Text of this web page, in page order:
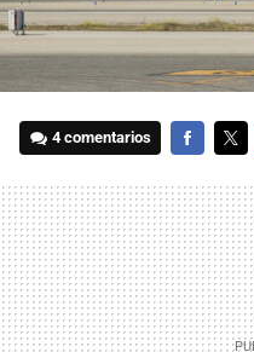
4 comentarios